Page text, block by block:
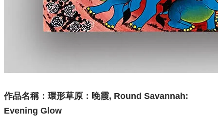
作品名稱： 環形草原：晚霞, Round Savannah:
Evening Glow